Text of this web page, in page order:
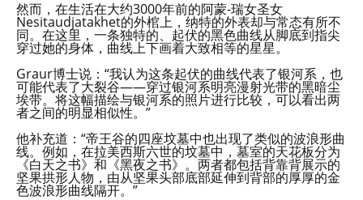
然而，在生活在大约3000年前的阿蒙-瑞女圣女
Nesitaudjatakhet的外棺上，纳特的外表却与常态有所不
同。在这里，一条独特的、起伏的黑色曲线从脚底到指尖
穿过她的身体，曲线上下画着大致相等的星星。
Graur博士说：“我认为这条起伏的曲线代表了银河系，也
可能代表了大裂谷——穿过银河系明亮漫射光带的黑暗尘
埃带。将这幅描绘与银河系的照片进行比较，可以看出两
者之间的明显相似性。”
他补充道：“帝王谷的四座坟墓中也出现了类似的波浪形曲
线。例如，在拉美西斯六世的坟墓中，墓室的天花板分为
《白天之书》和《黑夜之书》。两者都包括背靠背展示的
坚果拱形人物，由从坚果头部底部延伸到背部的厚厚的金
色波浪形曲线隔开。”